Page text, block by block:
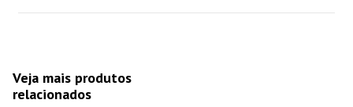
Veja mais produtos
relacionados